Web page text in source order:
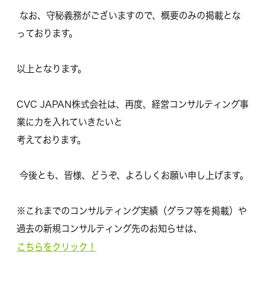
なお、守秘義務がございますので、概要のみの掲載とな
っております。
以上となります。
CVC JAPAN株式会社は、再度、経営コンサルティング事
業に力を入れていきたいと
考えております。
今後とも、皆様、どうぞ、よろしくお願い申し上げます。
※これまでのコンサルティング実績（グラフ等を掲載）や
過去の新規コンサルティング先のお知らせは、
こちらをクリック！